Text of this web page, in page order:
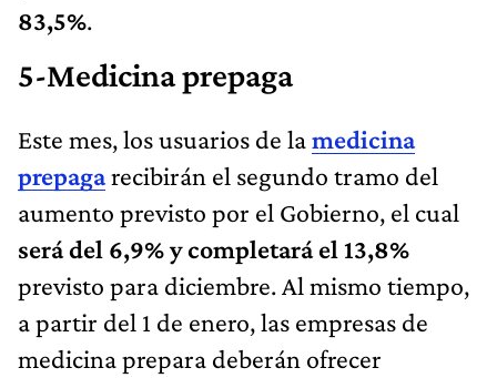
83,5%.
5-Medicina prepaga
Este mes, los usuarios de lamedicina
prepagarecibirán el segundo tramo del
aumento previsto por el Gobierno, el cual
será del 6,9% y completará el 13,8%
previsto para diciembre. Al mismo tiempo,
a partir del 1 de enero, las empresas de
medicina prepara deberán ofrecer